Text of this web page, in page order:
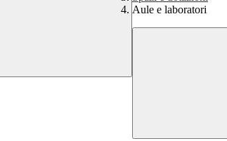
Aule e laboratori